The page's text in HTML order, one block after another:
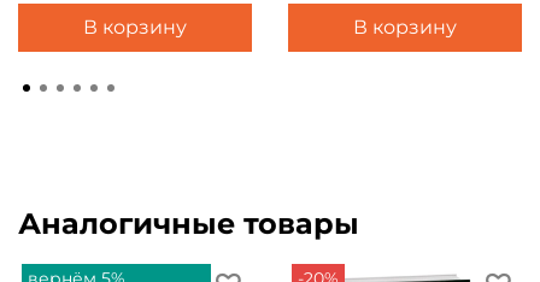
В корзину В корзину
Аналогичные товары